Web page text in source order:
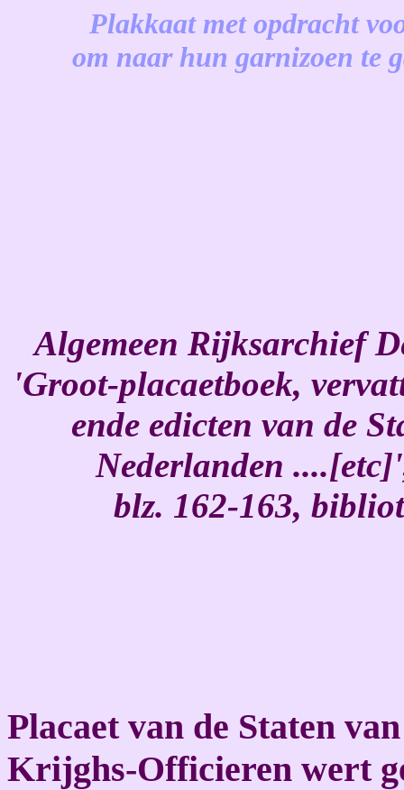
Plakkaat met opdracht
om naar hun garnizoen te
Algemeen Rijksarchief
'Groot-placaetboek,
ende edicten van de
Nederlanden
blz. 162-163,
Placaet van de Staten
Krijghs-Officieren wert